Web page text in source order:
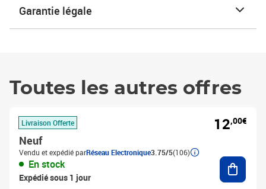
Garantie légale
Toutes les autres offres
Livraison Offerte
Neuf
Vendu et expédié parRéseau Electronique3.75/5(106)
En stock
Expédié sous 1 jour
12,00€